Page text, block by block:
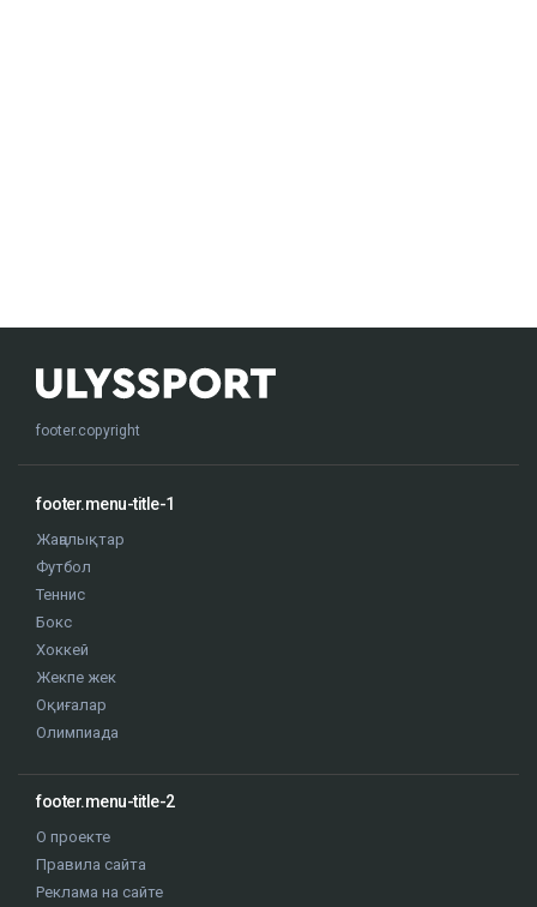
footer.copyright
footer.menu-title-1
Жаңалықтар
Футбол
Теннис
Бокс
Хоккей
Жекпе жек
Оқиғалар
Олимпиада
footer.menu-title-2
О проекте
Правила сайта
Реклама на сайте